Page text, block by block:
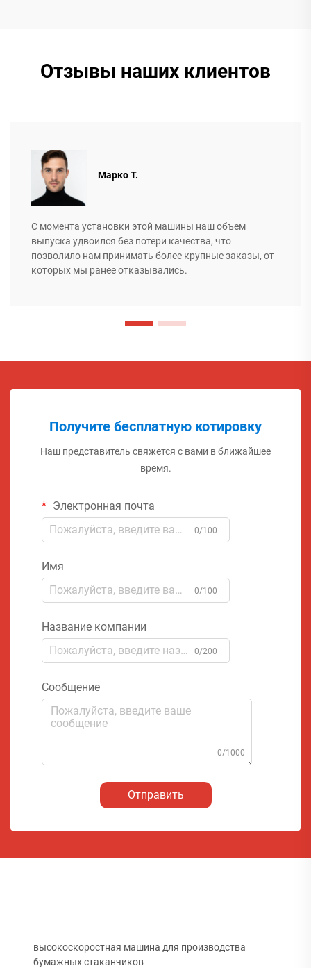
Отзывы наших клиентов
Марко Т.
С момента установки этой машины наш объем
выпуска удвоился без потери качества, что
позволило нам принимать более крупные заказы, от
которых мы ранее отказывались.
Получите бесплатную котировку
Наш представитель свяжется с вами в ближайшее
время.
Электронная почта
0/100
Имя
0/100
Название компании
0/200
Сообщение
0/1000
Отправить
высокоскоростная машина для производства
бумажных стаканчиков